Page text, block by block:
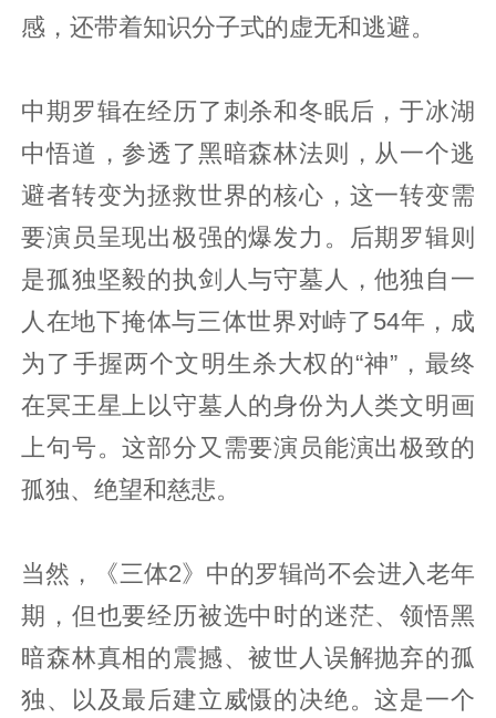
感，还带着知识分子式的虚无和逃避。
中期罗辑在经历了刺杀和冬眠后，于冰湖
中悟道，参透了黑暗森林法则，从一个逃
避者转变为拯救世界的核心，这一转变需
要演员呈现出极强的爆发力。后期罗辑则
是孤独坚毅的执剑人与守墓人，他独自一
人在地下掩体与三体世界对峙了54年，成
为了手握两个文明生杀大权的“神”，最终
在冥王星上以守墓人的身份为人类文明画
上句号。这部分又需要演员能演出极致的
孤独、绝望和慈悲。
当然，《三体2》中的罗辑尚不会进入老年
期，但也要经历被选中时的迷茫、领悟黑
暗森林真相的震撼、被世人误解抛弃的孤
独、以及最后建立威慑的决绝。这是一个